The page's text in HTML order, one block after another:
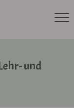
und